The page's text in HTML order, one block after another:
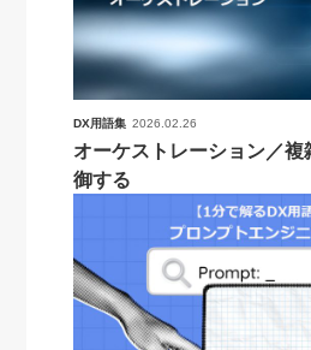
DX用語集 2026.02.26
オーケストレーション／複
御する